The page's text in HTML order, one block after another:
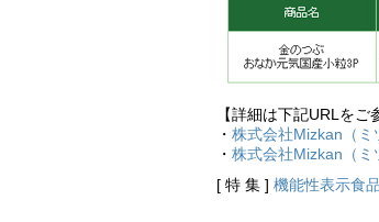
【詳細は下記URLをご
・ 株式会社Mizkan（
・ 株式会社Mizkan（ミ
[ 特 集 ] 機能性表示食